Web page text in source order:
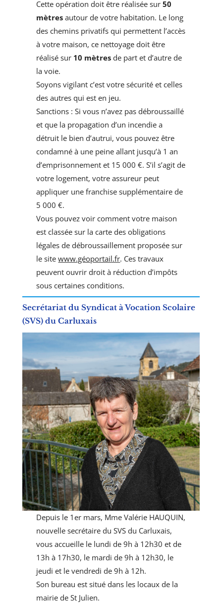
Cette opération doit être réalisée sur50
mètres autour de votre habitation. Le long
des chemins privatifs qui permettent l’accès
à votre maison, ce nettoyage doit être
réalisé sur 10 mètres de part et d’autre de
la voie.
Soyons vigilant c’est votre sécurité et celles
des autres qui est en jeu.
Sanctions : Si vous n’avez pas débroussaillé
et que la propagation d’un incendie a
détruit le bien d’autrui, vous pouvez être
condamné à une peine allant jusqu’à 1 an
d’emprisonnement et 15 000 €. S’il s’agit de
votre logement, votre assureur peut
appliquer une franchise supplémentaire de
5 000 €.
Vous pouvez voir comment votre maison
est classée sur la carte des obligations
légales de débroussaillement proposée sur
le sitewww.géoportail.fr. Ces travaux
peuvent ouvrir droit à réduction d’impôts
sous certaines conditions.
Secrétariat du Syndicat à Vocation Scolaire
(SVS) du Carluxais
Depuis le 1er mars, Mme Valérie HAUQUIN,
nouvelle secrétaire du SVS du Carluxais,
vous accueille le lundi de 9h à 12h30 et de
13h à 17h30, le mardi de 9h à 12h30, le
jeudi et le vendredi de 9h à 12h.
Son bureau est situé dans les locaux de la
mairie de St Julien.